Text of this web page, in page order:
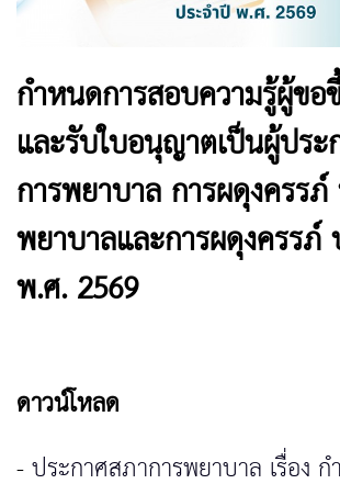
กำหนดการสอบความรู้ผู้ข
และรับใบอนุญาตเป็นผู้ปร
การพยาบาล การผดุงครร
พยาบาลและการผดุงครรภ์
พ.ศ. 2569
ดาวน์โหลด
-ประกาศสภาการพยาบาล เรื่อง